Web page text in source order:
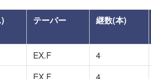
テーパー 継数(本)
EX.F 4
EX.F 4